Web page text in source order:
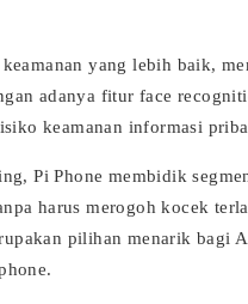
yang lebih baik,
adanya fitur face
keamanan informasi
Pi Phone membidik
harus merogoh kocek
pilihan menarik bagi